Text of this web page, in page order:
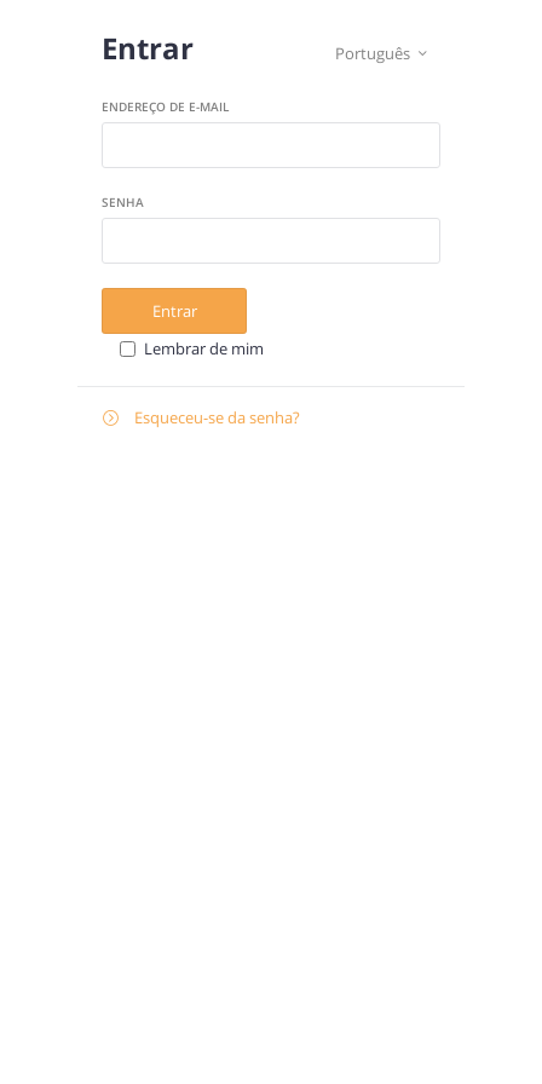
Português 
Entrar
ENDEREÇO DE E-MAIL
SENHA
Entrar
Lembrar de mim
 Esqueceu-se da senha?